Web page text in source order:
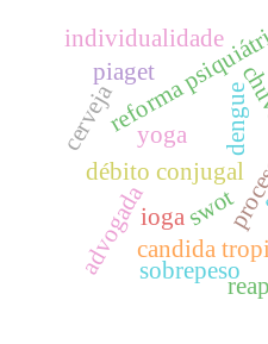
dengue
candida
débito conjugal
reforma
advogadaioga
yoga
sobrepeso
cerveja
swot
individualidade
piaget